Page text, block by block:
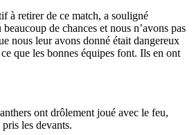
à retirer de ce match, a souligné
de chances et nous n’avons pas
nous leur avons donné était dangereux
que les bonnes équipes font. Ils en ont
ont drôlement joué avec le feu,
les devants.